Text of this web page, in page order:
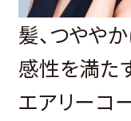
髪、つやや
感性を満た
エアリーコ